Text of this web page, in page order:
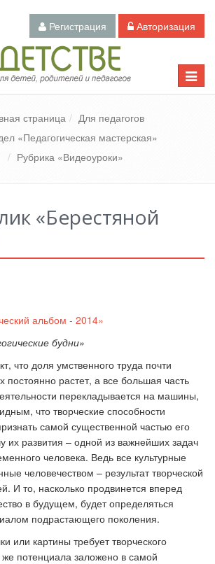
Регистрация Авторизация
Toggle
«О детстве»
страница
Для педагогов
«Педагогическая мастерская»
Рубрика «Видеоуроки»
«Берестяной
альбом - 2014»
будни»
что доля умственного труда почти
постоянно растет, а все большая часть
перекладывается на машины,
что творческие способности
самой существенной частью его
их развития – одной из важнейших задач
человека. Ведь все культурные
человечеством – результат творческой
И то, насколько продвинется вперед
в будущем, будет определяться
подрастающего поколения.
или картины требует творческого
же потенциала заложено в самой